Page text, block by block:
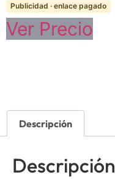
Publicidad · enlace pagado
Ver Precio
Descripción
Descripción